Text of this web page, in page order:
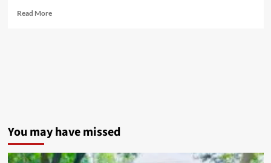
Read MoreRead
ली
से
You may have missed